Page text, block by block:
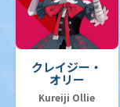
クレイジー・
オリー
Kureiji Ollie